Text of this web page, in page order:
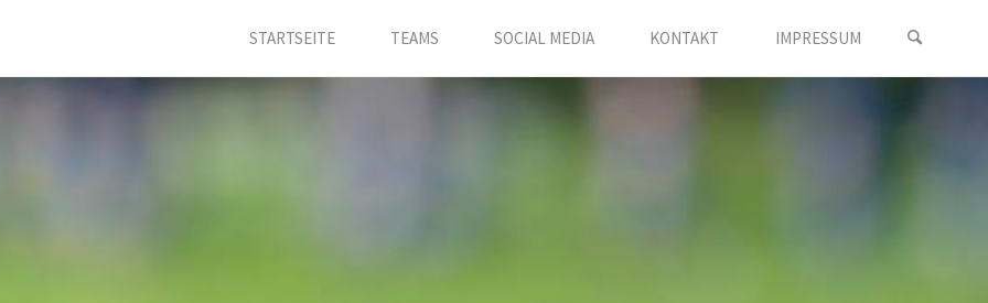
STARTSEITE TEAMS SOCIAL MEDIA KONTAKT IMPRESSUM